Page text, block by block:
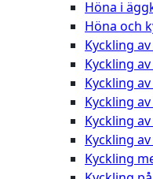
Höna i
Höna och
Kyckling
Kyckling
Kyckling
Kyckling
Kyckling
Kyckling
Kyckling